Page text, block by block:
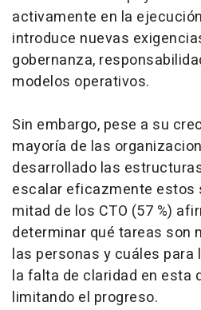
activamente en la
introduce nuevas
gobernanza,
modelos operativos.
Sin embargo, pese a su
mayoría de las
desarrollado las
escalar eficazmente estos
mitad de los CTO (57 %)
determinar qué tareas son
las personas y cuáles para
la falta de claridad en esta
limitando el progreso.